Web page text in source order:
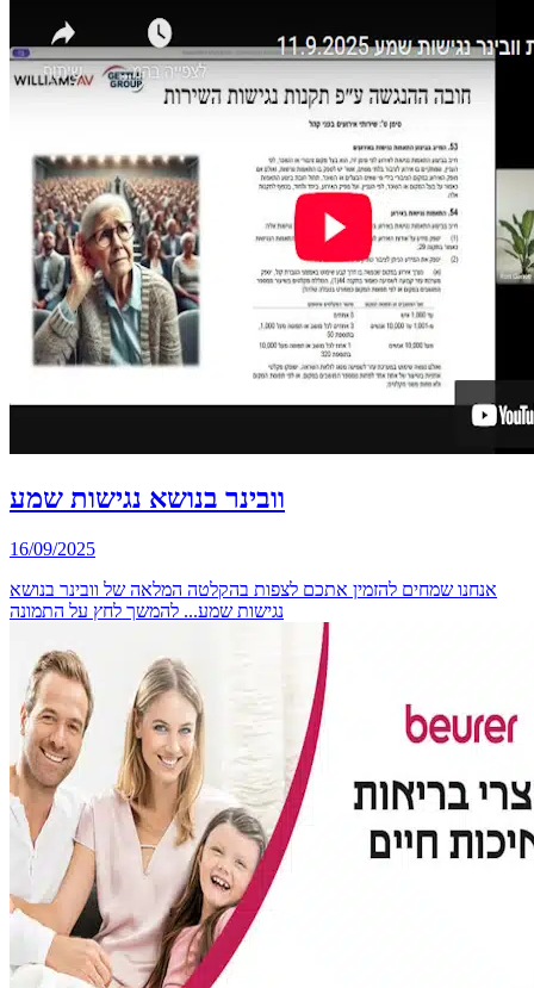
וובינר בנושא נגישות שמע
16/09/2025
אנחנו שמחים להזמין אתכם לצפות בהקלטה המלאה של וובינר בנושא
נגישות שמע... להמשך לחץ על התמונה